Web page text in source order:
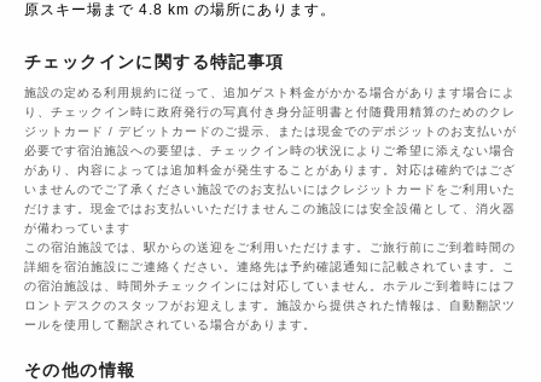
原スキー場まで 4.8 km の場所にあります。
チェックインに関する特記事項
施設の定める利用規約に従って、追加ゲスト料金がかかる場合があります場合によ
り、チェックイン時に政府発行の写真付き身分証明書と付随費用精算のためのクレ
ジットカード / デビットカードのご提示、または現金でのデポジットのお支払いが
必要です宿泊施設への要望は、チェックイン時の状況によりご希望に添えない場合
があり、内容によっては追加料金が発生することがあります。対応は確約ではござ
いませんのでご了承ください施設でのお支払いにはクレジットカードをご利用いた
だけます。現金ではお支払いいただけませんこの施設には安全設備として、消火器
が備わっています
この宿泊施設では、駅からの送迎をご利用いただけます。ご旅行前にご到着時間の
詳細を宿泊施設にご連絡ください。連絡先は予約確認通知に記載されています。こ
の宿泊施設は、時間外チェックインには対応していません。ホテルご到着時にはフ
ロントデスクのスタッフがお迎えします。施設から提供された情報は、自動翻訳ツ
ールを使用して翻訳されている場合があります。
その他の情報